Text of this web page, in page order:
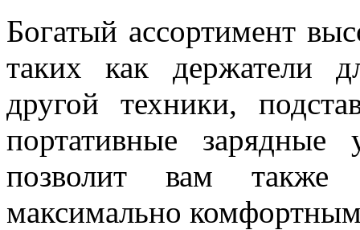
Богатый ассортимент
таких как держатели
другой техники,
портативные зарядные
позволит вам также
максимально